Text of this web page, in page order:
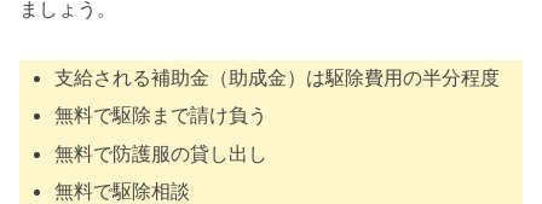
ましょう。
支給される補助金（助成金）は駆除費用の半分程度
無料で駆除まで請け負う
無料で防護服の貸し出し
無料で駆除相談